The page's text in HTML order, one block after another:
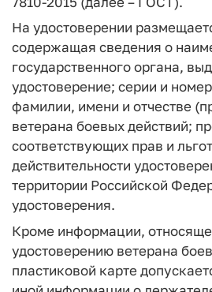
На удостоверении
содержащая сведения о
государственного органа,
удостоверение; серии и
фамилии, имени и отчестве
ветерана боевых действий;
соответствующих прав и
действительности
территории Российской
удостоверения.
Кроме информации,
удостоверению ветерана
пластиковой карте